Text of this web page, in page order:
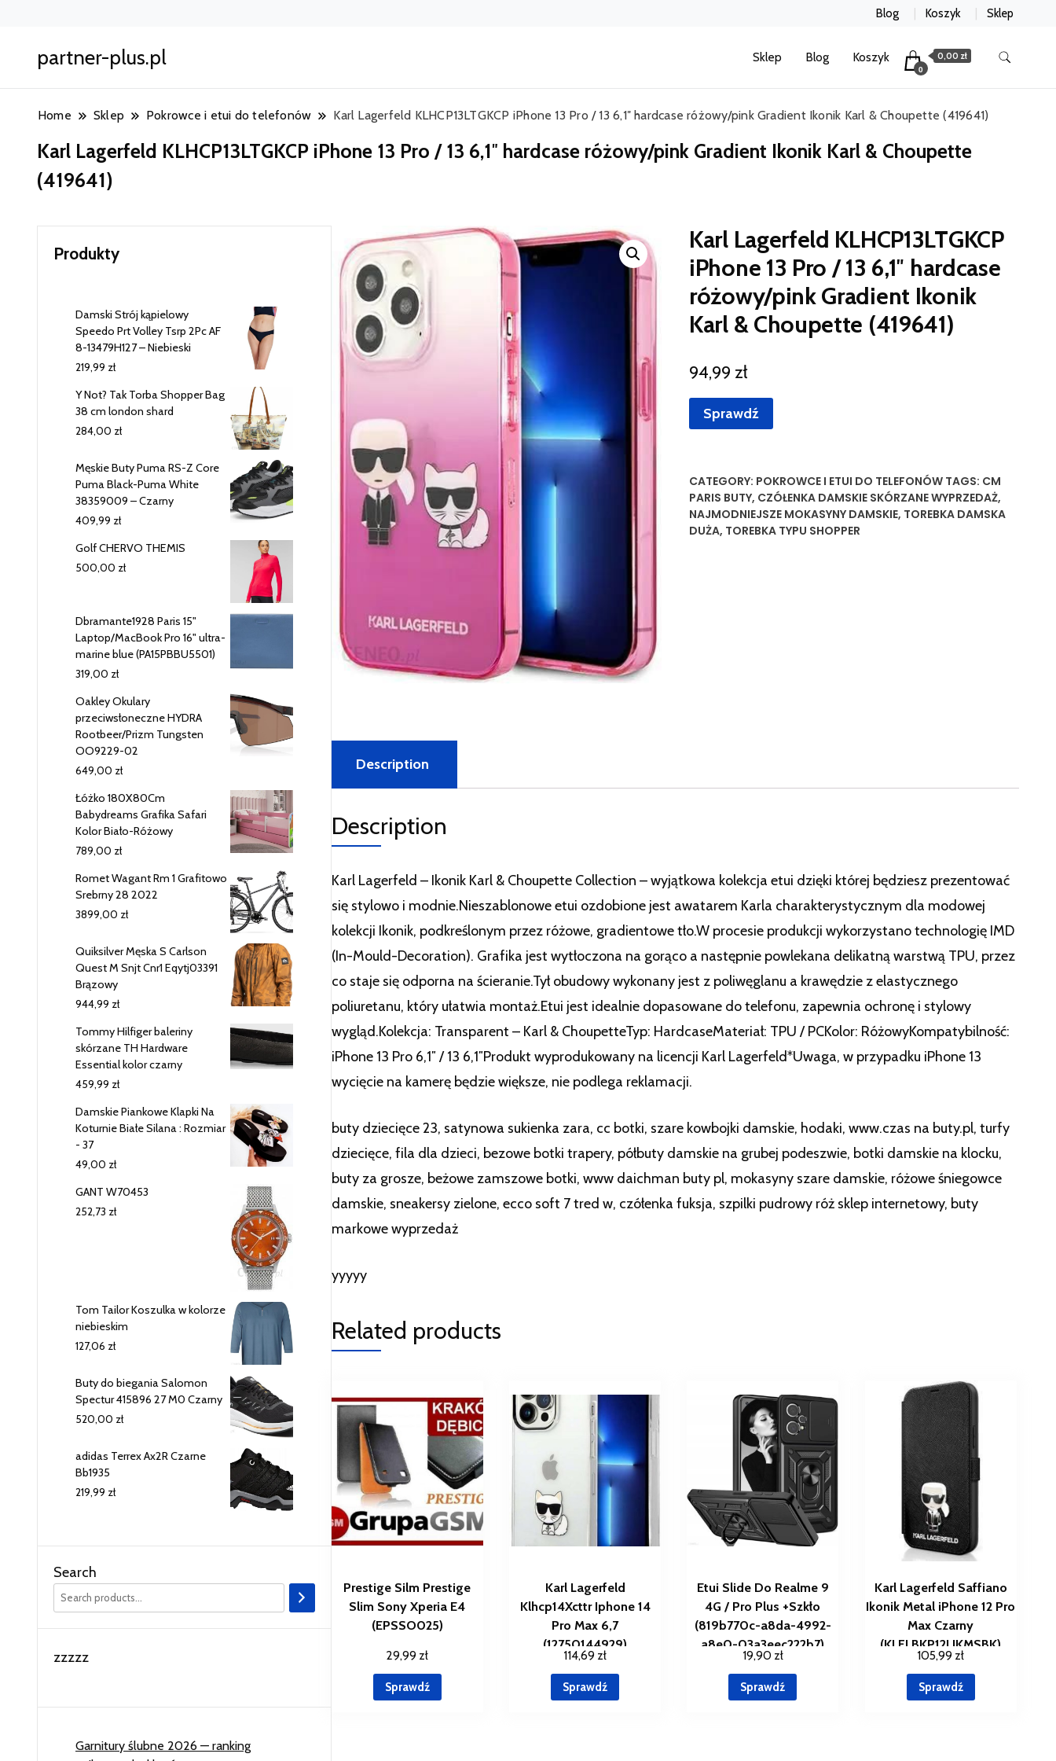
Blog Koszyk Sklep
partner-plus.pl Sklep Blog Koszyk
0
0,00 zł
Home Sklep Pokrowce i etui do telefonów Karl Lagerfeld KLHCP13LTGKCP iPhone 13 Pro / 13 6,1″ hardcase różowy/pink Gradient Ikonik Karl & Choupette (419641)
Karl Lagerfeld KLHCP13LTGKCP iPhone 13 Pro / 13 6,1″ hardcase różowy/pink Gradient Ikonik Karl & Choupette
(419641)
Karl Lagerfeld KLHCP13LTGKCP
iPhone 13 Pro / 13 6,1″ hardcase
różowy/pink Gradient Ikonik
Karl & Choupette (419641)
94,99 zł
Sprawdź
CATEGORY: POKROWCE I ETUI DO TELEFONÓW TAGS: CM
PARIS BUTY, CZÓŁENKA DAMSKIE SKÓRZANE WYPRZEDAŻ,
NAJMODNIEJSZE MOKASYNY DAMSKIE, TOREBKA DAMSKA
DUŻA, TOREBKA TYPU SHOPPER
Description
Description
Karl Lagerfeld – Ikonik Karl & Choupette Collection – wyjątkowa kolekcja etui dzięki której będziesz prezentować
się stylowo i modnie.Nieszablonowe etui ozdobione jest awatarem Karla charakterystycznym dla modowej
kolekcji Ikonik, podkreślonym przez różowe, gradientowe tło.W procesie produkcji wykorzystano technologię IMD
(In-Mould-Decoration). Grafika jest wytłoczona na gorąco a następnie powlekana delikatną warstwą TPU, przez
co staje się odporna na ścieranie.Tył obudowy wykonany jest z poliwęglanu a krawędzie z elastycznego
poliuretanu, który ułatwia montaż.Etui jest idealnie dopasowane do telefonu, zapewnia ochronę i stylowy
wygląd.Kolekcja: Transparent – Karl & ChoupetteTyp: HardcaseMateriał: TPU / PCKolor: RóżowyKompatybilność:
iPhone 13 Pro 6,1″ / 13 6,1″Produkt wyprodukowany na licencji Karl Lagerfeld*Uwaga, w przypadku iPhone 13
wycięcie na kamerę będzie większe, nie podlega reklamacji.
buty dziecięce 23, satynowa sukienka zara, cc botki, szare kowbojki damskie, hodaki, www.czas na buty.pl, turfy
dziecięce, fila dla dzieci, bezowe botki trapery, półbuty damskie na grubej podeszwie, botki damskie na klocku,
buty za grosze, beżowe zamszowe botki, www daichman buty pl, mokasyny szare damskie, różowe śniegowce
damskie, sneakersy zielone, ecco soft 7 tred w, czółenka fuksja, szpilki pudrowy róż sklep internetowy, buty
markowe wyprzedaż
yyyyy
Related products
Prestige Silm Prestige
Slim Sony Xperia E4
(EPSSO025)
29,99 zł
Sprawdź
Karl Lagerfeld
Klhcp14Xcttr Iphone 14
Pro Max 6,7
(12750144929)
114,69 zł
Sprawdź
Etui Slide Do Realme 9
4G / Pro Plus +Szkło
(819b770c-a8da-4992-
a8e0-03a3eec222b7)
19,90 zł
Sprawdź
Karl Lagerfeld Saffiano
Ikonik Metal iPhone 12 Pro
Max Czarny
(KLFLBKP12LIKMSBK)
105,99 zł
Sprawdź
Produkty
Damski Strój kąpielowy
Speedo Prt Volley Tsrp 2Pc AF
8-13479H127 – Niebieski
219,99 zł
Y Not? Tak Torba Shopper Bag
38 cm london shard
284,00 zł
Męskie Buty Puma RS-Z Core
Puma Black-Puma White
38359009 – Czarny
409,99 zł
Golf CHERVO THEMIS
500,00 zł
Dbramante1928 Paris 15"
Laptop/MacBook Pro 16" ultra-
marine blue (PA15PBBU5501)
319,00 zł
Oakley Okulary
przeciwsłoneczne HYDRA
Rootbeer/Prizm Tungsten
OO9229-02
649,00 zł
Łóżko 180X80Cm
Babydreams Grafika Safari
Kolor Biało-Różowy
789,00 zł
Romet Wagant Rm 1 Grafitowo
Srebrny 28 2022
3899,00 zł
Quiksilver Męska S Carlson
Quest M Snjt Cnr1 Eqytj03391
Brązowy
944,99 zł
Tommy Hilfiger baleriny
skórzane TH Hardware
Essential kolor czarny
459,99 zł
Damskie Piankowe Klapki Na
Koturnie Białe Silana : Rozmiar
- 37
49,00 zł
GANT W70453
252,73 zł
Tom Tailor Koszulka w kolorze
niebieskim
127,06 zł
Buty do biegania Salomon
Spectur 415896 27 M0 Czarny
520,00 zł
adidas Terrex Ax2R Czarne
Bb1935
219,99 zł
Search
zzzzz
Garnitury ślubne 2026 — ranking